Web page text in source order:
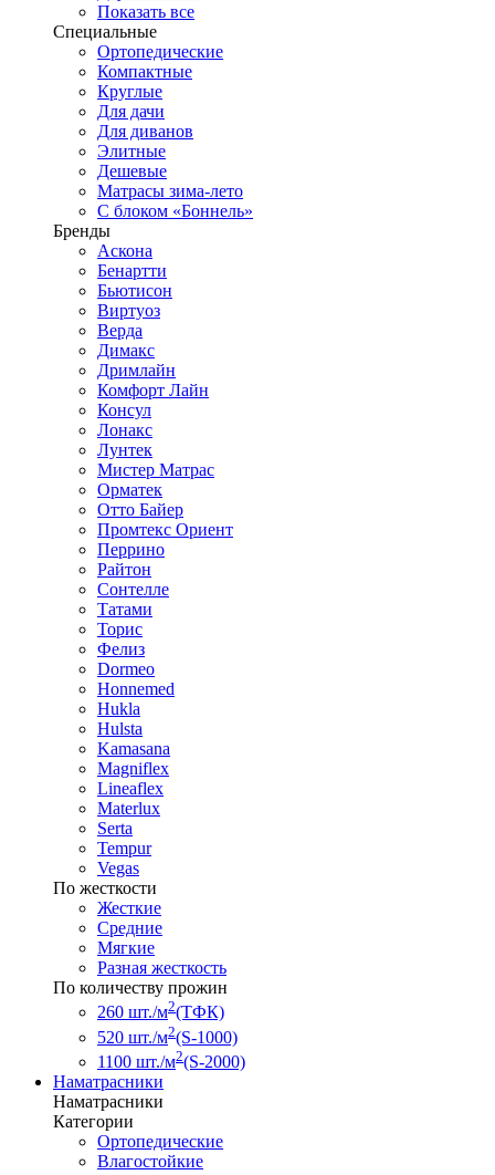
Показать все
Специальные
Ортопедические
Компактные
Круглые
Для дачи
Для диванов
Элитные
Дешевые
Матрасы зима-лето
С блоком «Боннель»
Бренды
Аскона
Бенартти
Бьютисон
Виртуоз
Верда
Димакс
Дримлайн
Комфорт Лайн
Консул
Лонакс
Лунтек
Мистер Матрас
Орматек
Отто Байер
Промтекс Ориент
Перрино
Райтон
Сонтелле
Татами
Торис
Фелиз
Dormeo
Honnemed
Hukla
Hulsta
Kamasana
Magniflex
Lineaflex
Materlux
Serta
Tempur
Vegas
По жесткости
Жесткие
Средние
Мягкие
Разная жесткость
По количеству прожин
260 шт./м2(ТФК)
520 шт./м2(S-1000)
1100 шт./м2(S-2000)
Наматрасники
Наматрасники
Категории
Ортопедические
Влагостойкие